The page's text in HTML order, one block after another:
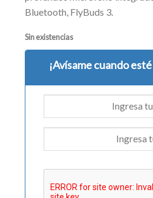
Bluetooth, FlyBuds 3.
Sin existencias
¡Avísame cuando